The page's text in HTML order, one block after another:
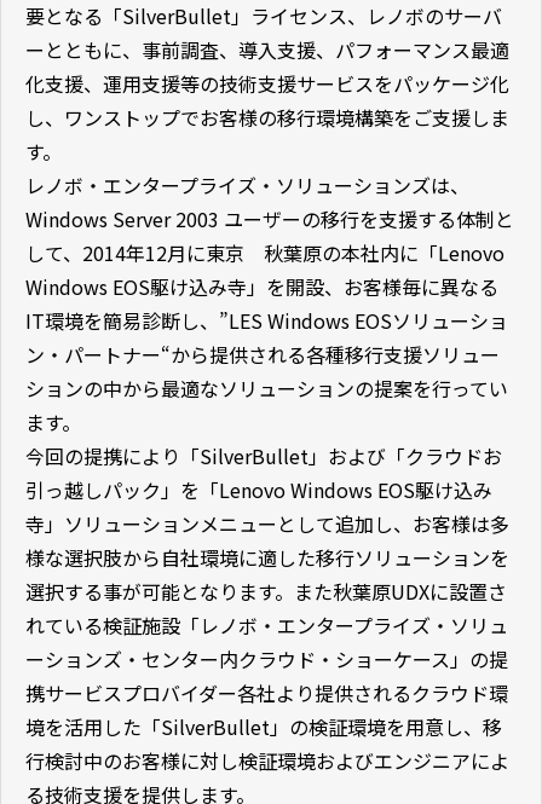
要となる「SilverBullet」ライセンス、レノボのサーバ
ーとともに、事前調査、導入支援、パフォーマンス最適
化支援、運用支援等の技術支援サービスをパッケージ化
し、ワンストップでお客様の移行環境構築をご支援しま
す。
レノボ・エンタープライズ・ソリューションズは、
Windows Server 2003 ユーザーの移行を支援する体制と
して、2014年12月に東京 秋葉原の本社内に「Lenovo
Windows EOS駆け込み寺」を開設、お客様毎に異なる
IT環境を簡易診断し、”LES Windows EOSソリューショ
ン・パートナー“から提供される各種移行支援ソリュー
ションの中から最適なソリューションの提案を行ってい
ます。
今回の提携により「SilverBullet」および「クラウドお
引っ越しパック」を「Lenovo Windows EOS駆け込み
寺」ソリューションメニューとして追加し、お客様は多
様な選択肢から自社環境に適した移行ソリューションを
選択する事が可能となります。また秋葉原UDXに設置さ
れている検証施設「レノボ・エンタープライズ・ソリュ
ーションズ・センター内クラウド・ショーケース」の提
携サービスプロバイダー各社より提供されるクラウド環
境を活用した「SilverBullet」の検証環境を用意し、移
行検討中のお客様に対し検証環境およびエンジニアによ
る技術支援を提供します。